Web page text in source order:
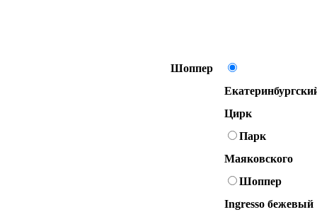
Шоппер
Цирк
Парк
Маяковского
Шоппер
Ingresso бежевый